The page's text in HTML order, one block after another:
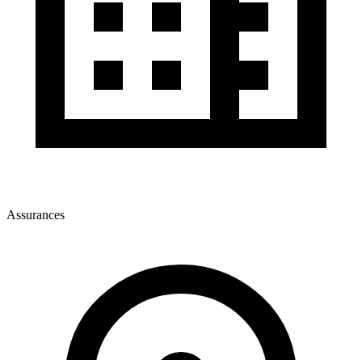
Assurances